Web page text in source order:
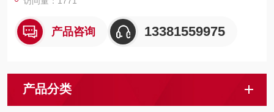
产品咨询 13381559975
产品分类